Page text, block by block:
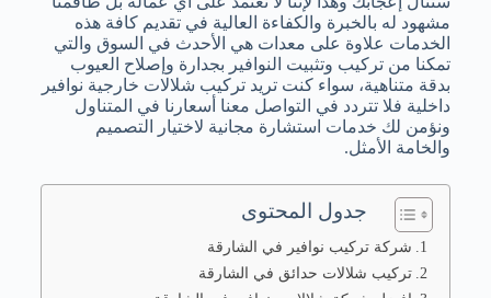
مشهود له بالخبرة والكفاءة العالية في تقديم كافة هذه
الخدمات علاوة على معدات هي الأحدث في السوق والتي
تمكنا من تركيب وتثبيت النوافير بجدارة وإصلاح العيوب
بدقة متناهية، سواء كنت تريد تركيب شلالات خارجية نوافير
داخلية فلا تتردد في التواصل معنا أسعارنا في المتناول
ونؤمن لك خدمات استشارة مجانية لاختيار التصميم
والخامة الأمثل.
جدول المحتوى
شركة تركيب نوافير في الشارقة
تركيب شلالات حدائق في الشارقة